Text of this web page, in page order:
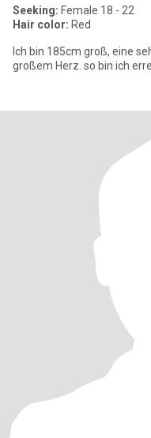
Seeking: Female 18 - 22
Hair color: Red
Ich bin 185cm groß, eine
großem Herz. so bin ich